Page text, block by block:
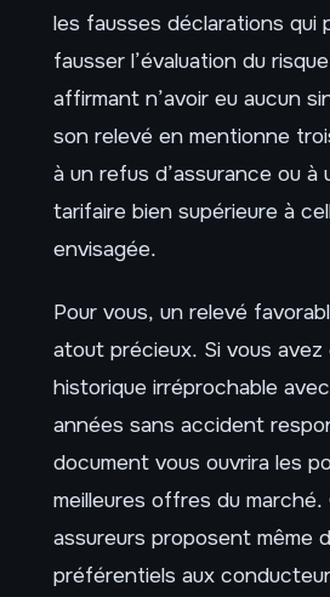
les fausses déclarations qui
fausser l’évaluation du
affirmant n’avoir eu aucun
son relevé en mentionne
à un refus d’assurance ou à
tarifaire bien supérieure à
envisagée.
Pour vous, un relevé
atout précieux. Si vous
historique irréprochable
années sans accident
document vous ouvrira les
meilleures offres du marché.
assureurs proposent même
préférentiels aux